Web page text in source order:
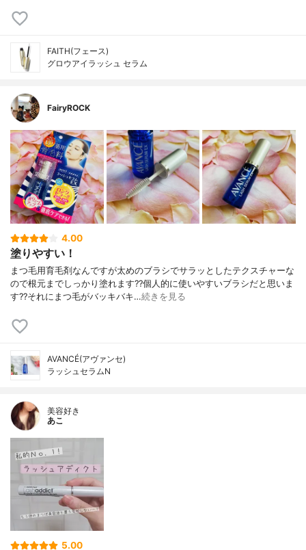
FAITH(フェース)
グロウアイラッシュ セラム
FairyROCK
4.00
塗りやすい！
まつ毛用育毛剤なんですが太めのブラシでサラッとしたテクスチャーな
ので根元までしっかり塗れます??個人的に使いやすいブラシだと思いま
す??それにまつ毛がバッキバキ…続きを見る
AVANCÉ(アヴァンセ)
ラッシュセラムN
美容好き
あこ
5.00